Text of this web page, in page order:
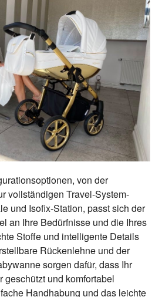
von der
vollständigen Travel-System-
und Isofix-Station, passt sich der
an Ihre Bedürfnisse und die Ihres
Stoffe und intelligente Details
Rückenlehne und der
sorgen dafür, dass Ihr
geschützt und komfortabel
Handhabung und das leichte